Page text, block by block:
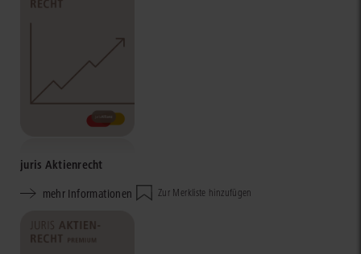
juris Aktienrecht
mehr Informationen
Zur Merkliste hinzufügen